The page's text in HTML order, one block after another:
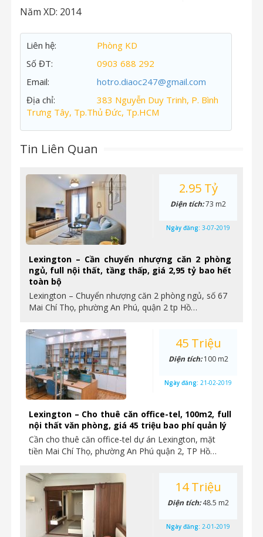
Năm XD: 2014
Liên hệ:
Phòng KD
Số ĐT:
0903 688 292
Email:
hotro.diaoc247@gmail.com
Địa chỉ:
383 Nguyễn Duy Trinh, P. Bình
Trưng Tây, Tp.Thủ Đức, Tp.HCM
Tin Liên Quan
Lexington – Cần chuyển nhượng căn 2 phòng
ngủ, full nội thất, tầng thấp, giá 2,95 tỷ bao hết
toàn bộ
Lexington – Chuyển nhượng căn 2 phòng ngủ, số 67
Mai Chí Thọ, phường An Phú, quận 2 tp Hồ…
2.95 Tỷ
Diện tích:73 m2
Ngày đăng: 3-07-2019
Lexington – Cho thuê căn office-tel, 100m2, full
nội thất văn phòng, giá 45 triệu bao phí quản lý
Cần cho thuê căn office-tel dự án Lexington, mặt
tiền Mai Chí Thọ, phường An Phú quận 2, TP Hồ…
45 Triệu
Diện tích:100 m2
Ngày đăng: 21-02-2019
14 Triệu
Diện tích:48.5 m2
Ngày đăng: 2-01-2019